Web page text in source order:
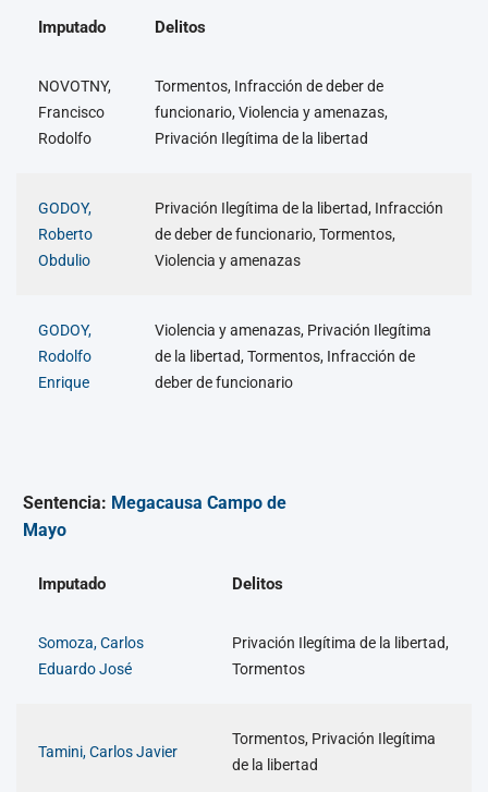
Imputado Delitos
NOVOTNY,
Francisco
Rodolfo
Tormentos, Infracción de deber de
funcionario, Violencia y amenazas,
Privación Ilegítima de la libertad
GODOY,
Roberto
Obdulio
Privación Ilegítima de la libertad, Infracción
de deber de funcionario, Tormentos,
Violencia y amenazas
GODOY,
Rodolfo
Enrique
Violencia y amenazas, Privación Ilegítima
de la libertad, Tormentos, Infracción de
deber de funcionario
Sentencia: Megacausa Campo de
Mayo
Imputado Delitos
Somoza, Carlos
Eduardo José
Privación Ilegítima de la libertad,
Tormentos
Tamini, Carlos Javier
Tormentos, Privación Ilegítima
de la libertad